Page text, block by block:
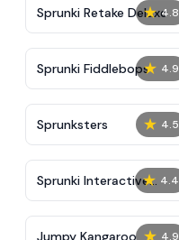
★ 4.8
Sprunki Retake Deluxe
★ 4.9
Sprunki Fiddlebops
★ 4.5
Sprunksters
★ 4.4
Sprunki Interactive
Tunner
★ 4.9
Jumpy Kangaroo